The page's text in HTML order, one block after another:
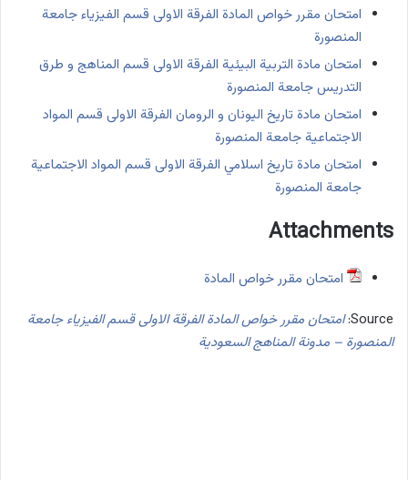
امتحان مقرر خواص المادة الفرقة الاولى قسم الفيزياء جامعة
المنصورة
امتحان مادة التربية البيئية الفرقة الاولى قسم المناهج و طرق
التدريس جامعة المنصورة
امتحان مادة تاريخ اليونان و الرومان الفرقة الاولى قسم المواد
الاجتماعية جامعة المنصورة
امتحان مادة تاريخ اسلامي الفرقة الاولى قسم المواد الاجتماعية
جامعة المنصورة
Attachments
امتحان مقرر خواص المادة
Source: امتحان مقرر خواص المادة الفرقة الاولى قسم الفيزياء جامعة
المنصورة – مدونة المناهج السعودية